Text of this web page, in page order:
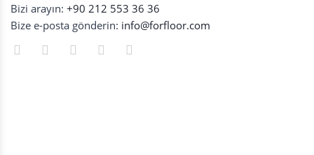
Bizi arayın: +90 212 553 36 36
Bize e-posta gönderin: info@forfloor.com